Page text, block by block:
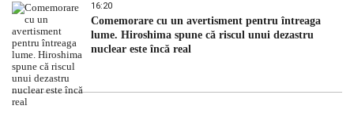
16:20
Comemorare cu un avertisment pentru întreaga
lume. Hiroshima spune că riscul unui dezastru
nuclear este încă real